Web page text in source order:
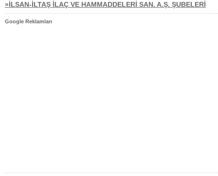
»İLSAN-İLTAŞ İLAÇ VE HAMMADDELERİ SAN. A.Ş. ŞUBELERİ
Google Reklamları